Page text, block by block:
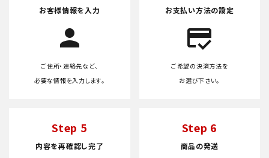
お客様情報を入力
person
ご住所・連絡先など、
必要な情報を入力します。
お支払い方法の設定
credit_score
ご希望の決済方法を
お選び下さい。
Step 5
内容を再確認し完了
Step 6
商品の発送